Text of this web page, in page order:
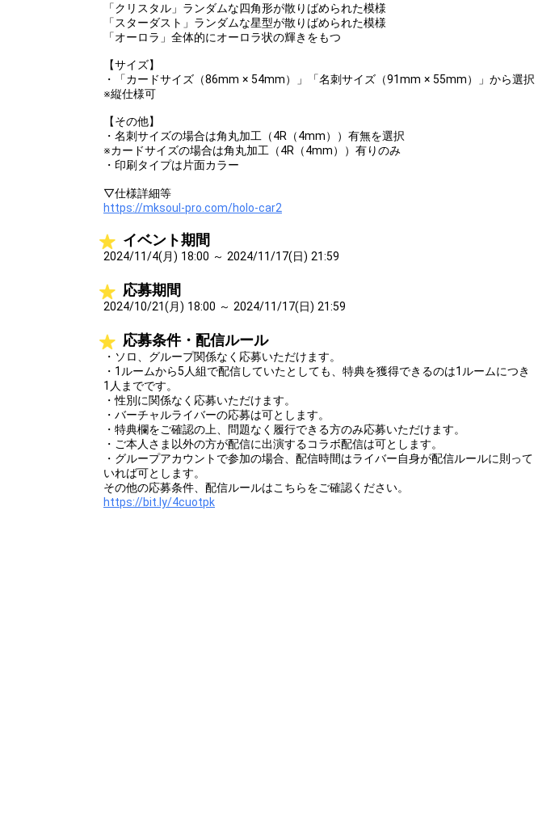
「クリスタル」ランダムな四角形が散りばめられた模様
「スターダスト」ランダムな星型が散りばめられた模様
「オーロラ」全体的にオーロラ状の輝きをもつ
【サイズ】
・「カードサイズ（86mm × 54mm）」「名刺サイズ（91mm × 55mm）」から選択
※縦仕様可
【その他】
・名刺サイズの場合は角丸加工（4R（4mm））有無を選択
※カードサイズの場合は角丸加工（4R（4mm））有りのみ
・印刷タイプは片面カラー
▽仕様詳細等
https://mksoul-pro.com/holo-car2
イベント期間
2024/11/4(月) 18:00 ～ 2024/11/17(日) 21:59
応募期間
2024/10/21(月) 18:00 ～ 2024/11/17(日) 21:59
応募条件・配信ルール
・ソロ、グループ関係なく応募いただけます。
・1ルームから5人組で配信していたとしても、特典を獲得できるのは1ルームにつき
1人までです。
・性別に関係なく応募いただけます。
・バーチャルライバーの応募は可とします。
・特典欄をご確認の上、問題なく履行できる方のみ応募いただけます。
・ご本人さま以外の方が配信に出演するコラボ配信は可とします。
・グループアカウントで参加の場合、配信時間はライバー自身が配信ルールに則って
いれば可とします。
その他の応募条件、配信ルールはこちらをご確認ください。
https://bit.ly/4cuotpk